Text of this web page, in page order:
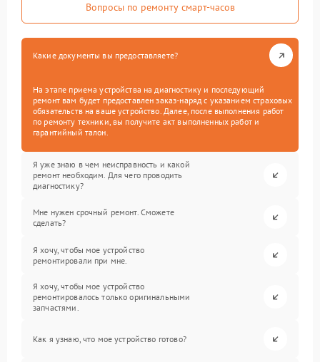
Вопросы по ремонту смарт-часов
Какие документы вы предоставляете?
На этапе приема устройства на диагностику и последующий
ремонт вам будет предоставлен заказ-наряд с указанием страховых
обязательств на ваше устройство. Далее, после выполнения работ
по ремонту техники, вы получите акт выполненных работ и
гарантийный талон.
Я уже знаю в чем неисправность и какой
ремонт необходим. Для чего проводить
диагностику?
Мне нужен срочный ремонт. Сможете
сделать?
Я хочу, чтобы мое устройство
ремонтировали при мне.
Я хочу, чтобы мое устройство
ремонтировалось только оригинальными
запчастями.
Как я узнаю, что мое устройство готово?